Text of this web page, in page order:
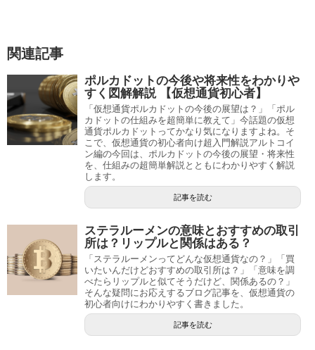
関連記事
ポルカドットの今後や将来性をわかりや
すく図解解説 【仮想通貨初心者】
「仮想通貨ポルカドットの今後の展望は？」「ポル
カドットの仕組みを超簡単に教えて」今話題の仮想
通貨ポルカドットってかなり気になりますよね。そ
こで、仮想通貨の初心者向け超入門解説アルトコイ
ン編の今回は、ポルカドットの今後の展望・将来性
を、仕組みの超簡単解説とともにわかりやすく解説
します。
記事を読む
ステラルーメンの意味とおすすめの取引
所は？リップルと関係はある？
「ステラルーメンってどんな仮想通貨なの？」「買
いたいんだけどおすすめの取引所は？」「意味を調
べたらリップルと似てそうだけど、関係あるの？」
そんな疑問にお応えするブログ記事を、仮想通貨の
初心者向けにわかりやすく書きました。
記事を読む